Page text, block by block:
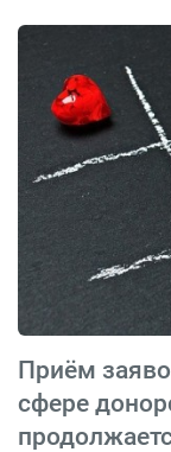
Приём
сфере